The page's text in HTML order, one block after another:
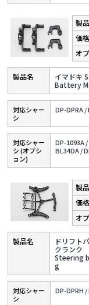
イマドキ
Battery
対応シャー
シ
DP-DPRA /
対応シャー
シ (オプシ
ョン)
DP-1093A /
BL34DA /
ドリフト
クランク
Steering
g
対応シャー
シ
DP-DPRH /